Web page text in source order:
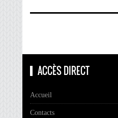
ACCÈS DIRECT
Accueil
Contacts